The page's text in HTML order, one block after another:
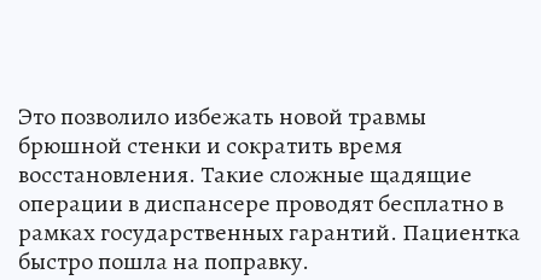
Это позволило избежать новой травмы
брюшной стенки и сократить время
восстановления. Такие сложные щадящие
операции в диспансере проводят бесплатно в
рамках государственных гарантий. Пациентка
быстро пошла на поправку.